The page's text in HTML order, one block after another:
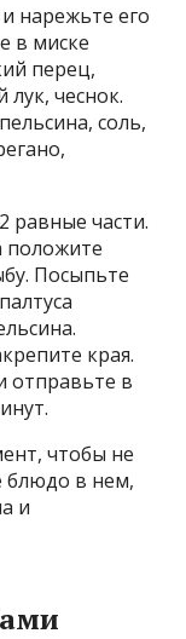
нарежьте его
в миске
перец,
чеснок.
соль,
равные части.
положите
Посыпьте
края.
отправьте в
чтобы не
блюдо в нем,
и